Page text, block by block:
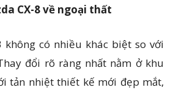
CX-8 về ngoại thất
không có nhiều khác biệt so với
đổi rõ ràng nhất nằm ở khu
tản nhiệt thiết kế mới đẹp mắt,